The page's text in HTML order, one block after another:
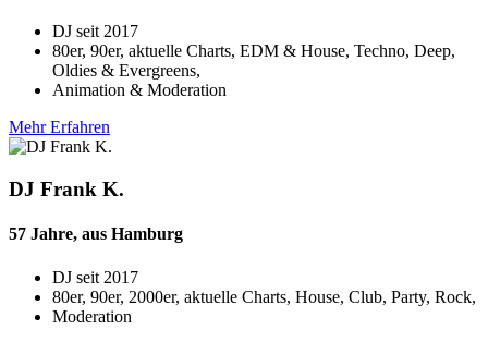
DJ seit 2017
80er, 90er, aktuelle Charts, EDM & House, Techno, Deep,
Oldies & Evergreens,
Animation & Moderation
Mehr Erfahren
DJ Frank K.
57 Jahre, aus Hamburg
DJ seit 2017
80er, 90er, 2000er, aktuelle Charts, House, Club, Party, Rock,
Moderation